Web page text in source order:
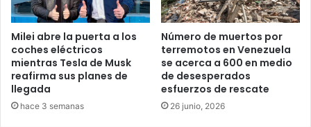
Milei abre la puerta a los
coches eléctricos
mientras Tesla de Musk
reafirma sus planes de
llegada
hace 3 semanas
Número de muertos por
terremotos en Venezuela
se acerca a 600 en medio
de desesperados
esfuerzos de rescate
26 junio, 2026